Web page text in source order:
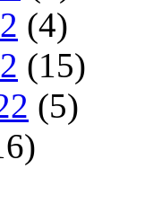
(4)
(15)
(5)